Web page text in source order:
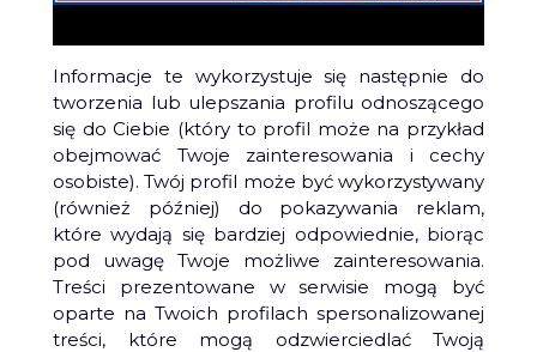
Informacje te wykorzystuje się następnie do
tworzenia lub ulepszania profilu odnoszącego
się do Ciebie (który to profil może na przykład
obejmować Twoje zainteresowania i cechy
osobiste). Twój profil może być wykorzystywany
(również później) do pokazywania reklam,
które wydają się bardziej odpowiednie, biorąc
pod uwagę Twoje możliwe zainteresowania.
Treści prezentowane w serwisie mogą być
oparte na Twoich profilach spersonalizowanej
treści, które mogą odzwierciedlać Twoją